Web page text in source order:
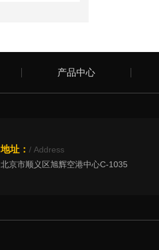
产品中心
地址： / Address
北京市顺义区旭辉空港中心C-1035